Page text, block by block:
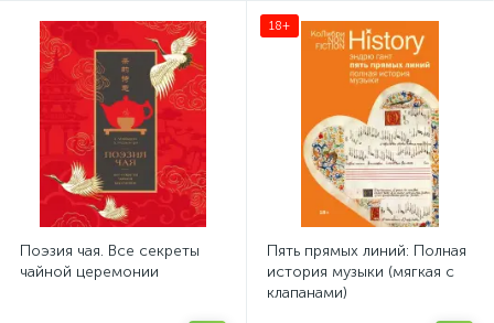
Саморазвитие, карьера
Таро: Карты и Книги Эзотерика
Энциклопедии
Поэзия чая. Все секреты
чайной церемонии
18+
Пять прямых линий: Полная
история музыки (мягкая с
клапанами)